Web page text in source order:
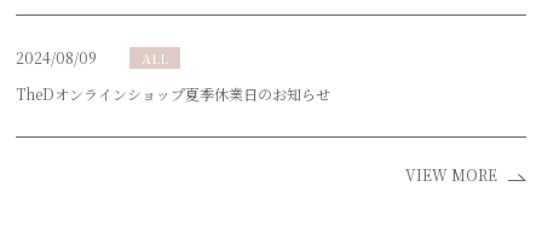
2024/08/09 ALL
TheDオンラインショップ夏季休業日のお知らせ
VIEW MORE